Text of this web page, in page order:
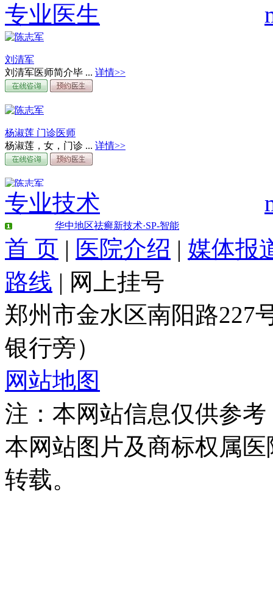
专业医生
刘清军
刘清军医师简介毕 ... 详情>>
杨淑莲 门诊医师
杨淑莲，女，门诊 ... 详情>>
周文敬 门诊医师
周文敬，女，门诊 ...详情>>
刘长江 门诊医师
刘长江，男，门诊 ...详情>>
专业技术
华中地区祛癣新技术·SP-智能
首 页 | 医院介绍 | 媒体报
路线 | 网上挂号
郑州市金水区南阳路227
银行旁）
网站地图
注：本网站信息仅供参
本网站图片及商标权属
转载。